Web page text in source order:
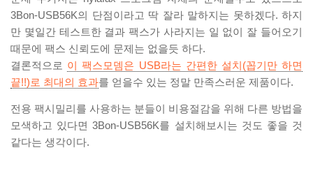
3Bon-USB56K의 단점이라고 딱 잘라 말하지는 못하겠다. 하지
만 몇일간 테스트한 결과 팩스가 사라지는 일 없이 잘 들어오기
때문에 팩스 신뢰도에 문제는 없을듯 하다.
결론적으로 이 팩스모뎀은 USB라는 간편한 설치(꼽기만 하면
끝!!)로 최대의 효과를 얻을수 있는 정말 만족스러운 제품이다.
전용 팩시밀리를 사용하는 분들이 비용절감을 위해 다른 방법을
모색하고 있다면 3Bon-USB56K를 설치해보시는 것도 좋을 것
같다는 생각이다.